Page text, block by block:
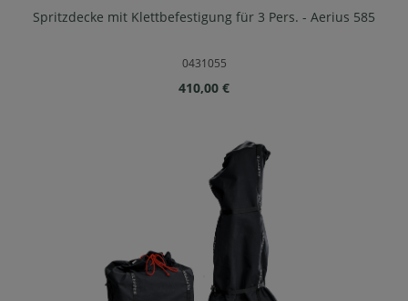
Spritzdecke mit Klettbefestigung für 3 Pers. - Aerius 585
0431055
Regulärer Preis:
410,00 €